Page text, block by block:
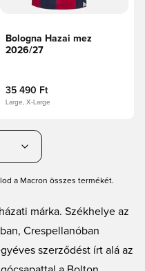
Bologna Hazai mez
2026/27
35 490 Ft
Large, X-Large
a Macron összes termékét.
márka. Székhelye az
Crespellanóban
szerződést írt alá az